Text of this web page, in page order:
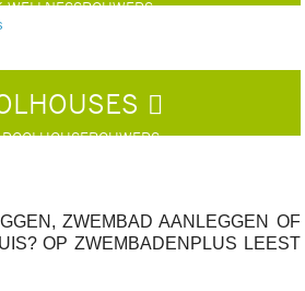
WELLNESSBOUWERS
ZWEMBAD AANLEGGEN OF
OP ZWEMBADENPLUS LEEST